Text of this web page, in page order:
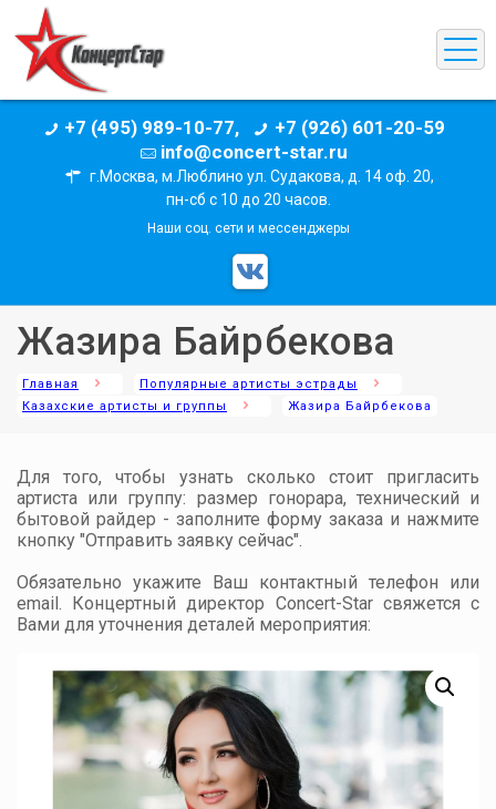
+7 (495) 989-10-77,
+7 (926) 601-20-59
info@concert-star.ru
г.Москва, м.Люблино ул. Судакова, д. 14 оф. 20,
пн-сб с 10 до 20 часов.
Наши соц. сети и мессенджеры
Жазира Байрбекова
Главная
Популярные артисты эстрады
Казахские артисты и группы
Жазира Байрбекова
Для того, чтобы узнать сколько стоит пригласить
артиста или группу: размер гонорара, технический и
бытовой райдер - заполните форму заказа и нажмите
кнопку "Отправить заявку сейчас".
Обязательно укажите Ваш контактный телефон или
email. Концертный директор Concert-Star свяжется с
Вами для уточнения деталей мероприятия: